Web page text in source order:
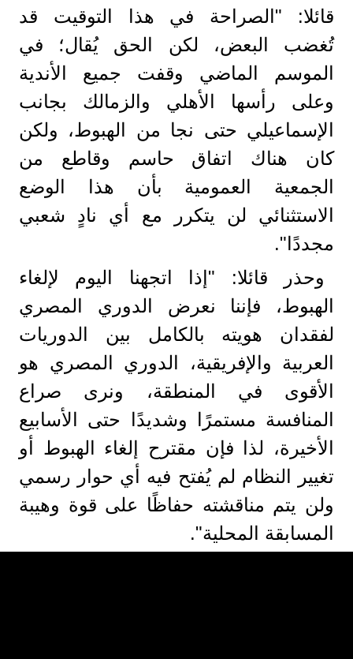
قائلا: "الصراحة في هذا التوقيت قد
تُغضب البعض، لكن الحق يُقال؛ في
الموسم الماضي وقفت جميع الأندية
وعلى رأسها الأهلي والزمالك بجانب
الإسماعيلي حتى نجا من الهبوط، ولكن
كان هناك اتفاق حاسم وقاطع من
الجمعية العمومية بأن هذا الوضع
الاستثنائي لن يتكرر مع أي نادٍ شعبي
مجددًا".
وحذر قائلا: "إذا اتجهنا اليوم لإلغاء
الهبوط، فإننا نعرض الدوري المصري
لفقدان هويته بالكامل بين الدوريات
العربية والإفريقية، الدوري المصري هو
الأقوى في المنطقة، ونرى صراع
المنافسة مستمرًا وشديدًا حتى الأسابيع
الأخيرة، لذا فإن مقترح إلغاء الهبوط أو
تغيير النظام لم يُفتح فيه أي حوار رسمي
ولن يتم مناقشته حفاظًا على قوة وهيبة
المسابقة المحلية".